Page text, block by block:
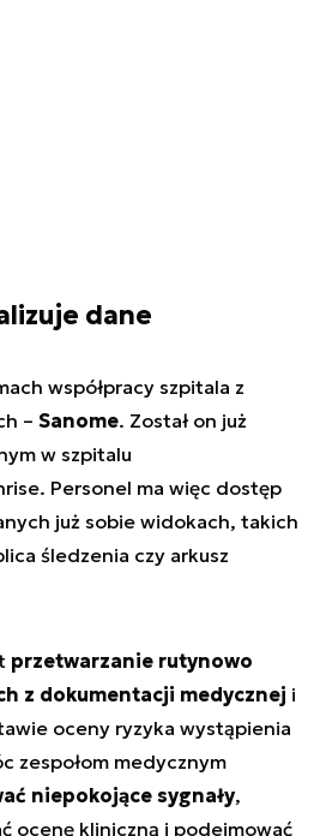
dane
współpracy szpitala z
– Sanome. Został on już
w szpitalu
Personel ma więc dostęp
już sobie widokach, takich
śledzenia czy arkusz
przetwarzanie rutynowo
z dokumentacji medycznej i
oceny ryzyka wystąpienia
zespołom medycznym
niepokojące sygnały,
ocenę kliniczną i podejmować